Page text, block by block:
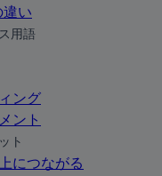
い
用語
ング
ント
ト
につながる